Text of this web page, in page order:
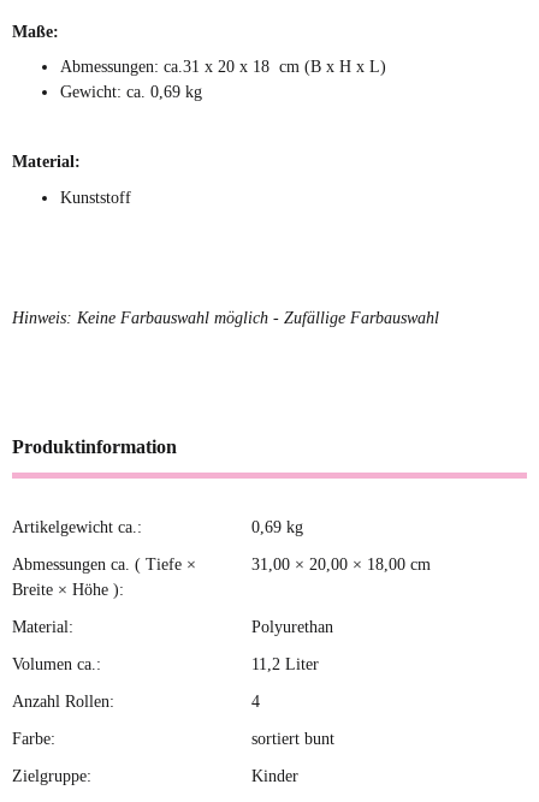
Maße:
Abmessungen: ca.31 x 20 x 18 cm (B x H x L)
Gewicht: ca. 0,69 kg
Material:
Kunststoff
Hinweis: Keine Farbauswahl möglich - Zufällige Farbauswahl
Produktinformation
Produkteigenschaft
Wert
Artikelgewicht ca.: 0,69 kg
Abmessungen ca. ( Tiefe ×
Breite × Höhe ):
31,00 × 20,00 × 18,00 cm
Material: Polyurethan
Volumen ca.: 11,2 Liter
Anzahl Rollen: 4
Farbe: sortiert bunt
Zielgruppe: Kinder